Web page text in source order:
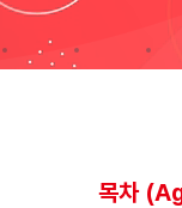
Search
목차